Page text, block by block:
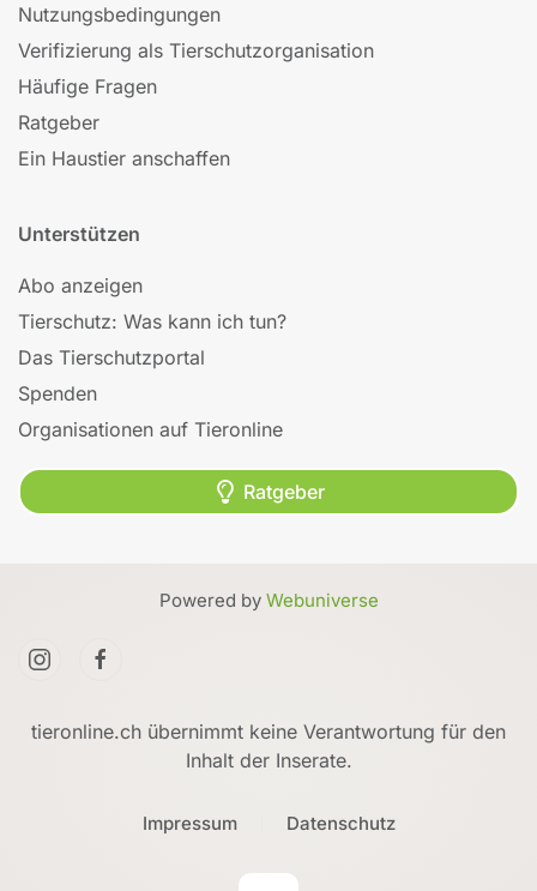
Nutzungsbedingungen
Verifizierung als Tierschutzorganisation
Häufige Fragen
Ratgeber
Ein Haustier anschaffen
Unterstützen
Abo anzeigen
Tierschutz: Was kann ich tun?
Das Tierschutzportal
Spenden
Organisationen auf Tieronline
Ratgeber
Powered by Webuniverse
tieronline.ch übernimmt keine Verantwortung für den
Inhalt der Inserate.
Impressum Datenschutz